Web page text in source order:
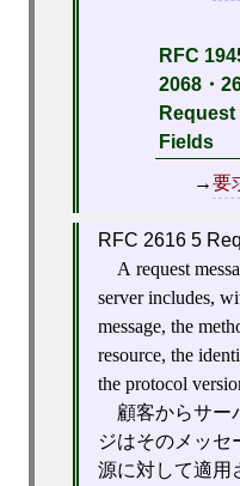
RFC
2068・
Fields
→要
RFC 2616 5
A request
server includes,
message, the
resource, the
the protocol
顧客からサー
ジはそのメッセ
源に対して適用